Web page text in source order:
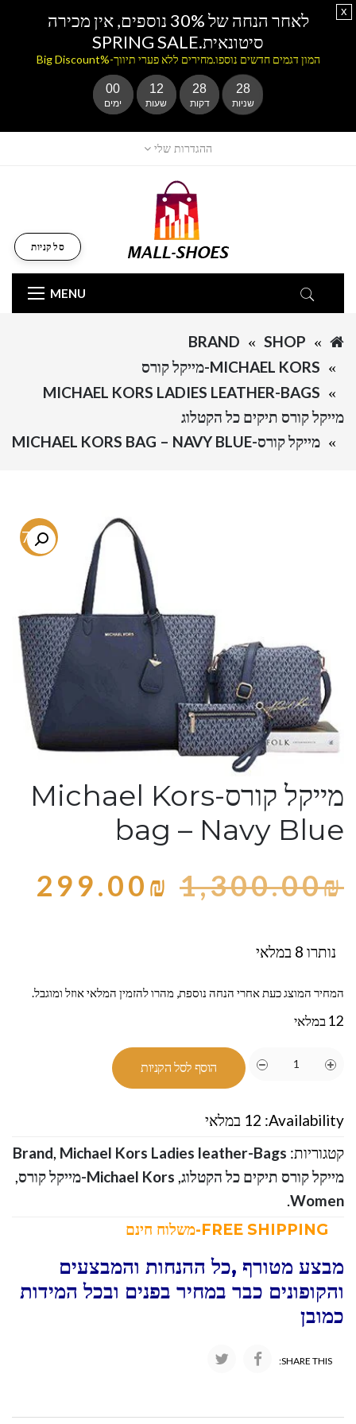
ההגדרות שלי
MENU
סל קניות
SHOP
BRAND
MICHAEL KORS-מייקל קורס
MICHAEL KORS LADIES LEATHER-BAGS
מייקל קורס תיקים כל הקטלוג
מייקל קורס-MICHAEL KORS BAG – NAVY BLUE
-77%
מייקל קורס-Michael Kors
bag – Navy Blue
1,300.00₪
299.00₪
נותרו 8 במלאי
המחיר המוצג כעת אחרי הנחה נוספת, מהרו להזמין המלאי אוזל ומוגבל.
12 במלאי
הוסף לסל הקניות
Availability: 12 במלאי
קטגוריות:
Brand, Michael Kors Ladies leather-Bags
מייקל קורס תיקים כל הקטלוג, Michael Kors-מייקל קורס
,
Women
.
מבצע מטורף ,כל ההנחות והמבצעים
והקופונים כבר במחיר בפנים ובכל המידות
כמובן
SHARE THIS:
לאחר הנחה של 30% נוספים, אין מכירה
סיטונאית.SPRING SALE
המון דגמים חדשים נוספו.מחירים ללא פערי תיווך-%Big Discount
00
ימים
12
שעות
28
דקות
28
שניות
x